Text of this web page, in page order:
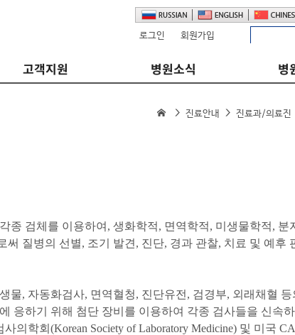
로그인 회원가입
고객지원 병원소식 병
진료안내 진료과/의료진
종 검체를 이용하여, 생화학적, 면역학적, 미생물학적, 분
질병의 선별, 조기 발견, 진단, 경과 관찰, 치료 및 예후
물, 자동화검사, 면역혈청, 진단유전, 검경부, 외래채혈
응하기 위해 첨단 장비를 이용하여 각종 검사들을 신속
의학회(Korean Society of Laboratory Medicine) 및 미국